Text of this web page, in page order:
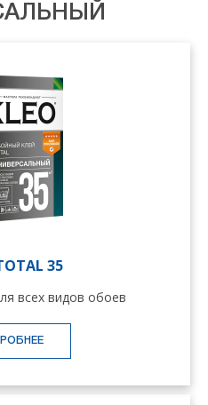
35
всех видов обоев